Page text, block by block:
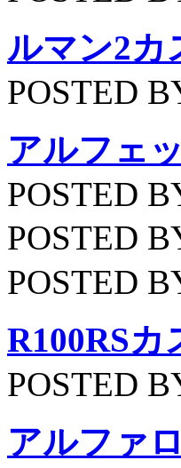
ルマン2カ
POSTED
アルフェ
POSTED
POSTED
POSTED
R100RSカ
POSTED
アルファ